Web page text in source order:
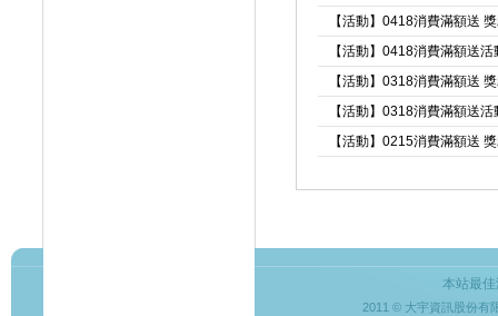
【活動】0418消費滿額送
【活動】0418消費滿額送
【活動】0318消費滿額送
【活動】0318消費滿額送
【活動】0215消費滿額送
本站最
2011 © 大宇資訊股份有